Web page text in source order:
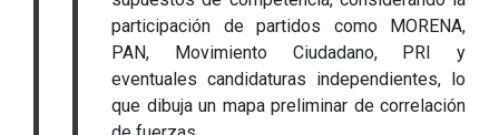
participación de partidos como MORENA,
PAN, Movimiento Ciudadano, PRI y
eventuales candidaturas independientes, lo
que dibuja un mapa preliminar de correlación